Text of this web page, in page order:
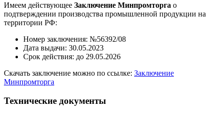
Имеем действующее Заключение Минпромторга о
подтверждении производства промышленной продукции на
территории РФ:
Номер заключения: №56392/08
Дата выдачи: 30.05.2023
Срок действия: до 29.05.2026
Скачать заключение можно по ссылке: Заключение
Минпромторга
Технические документы